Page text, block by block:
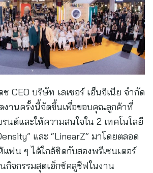
CEO บริษัท เลเซอร์ เอ็นจิเนีย จำกัด
ดงานครั้งนี้จัดขึ้นเพื่อขอบคุณลูกค้าที่
นด์และให้ความสนใจใน 2 เทคโนโลยี
และ “LinearZ” มาโดยตลอด
แฟน ๆ ได้ใกล้ชิดกับสองพรีเซนเตอร์
กิจกรรมสุดเอ็กซ์คลูซีฟในงาน